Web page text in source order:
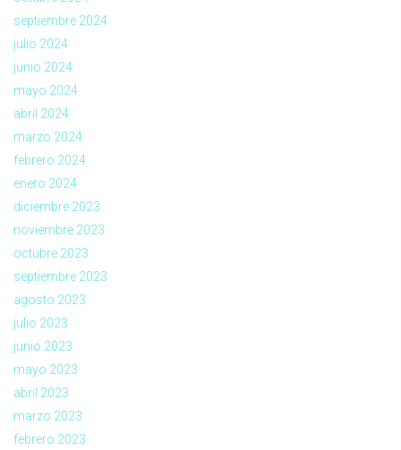
septiembre 2024
julio 2024
junio 2024
mayo 2024
abril 2024
marzo 2024
febrero 2024
enero 2024
diciembre 2023
noviembre 2023
octubre 2023
septiembre 2023
agosto 2023
julio 2023
junio 2023
mayo 2023
abril 2023
marzo 2023
febrero 2023